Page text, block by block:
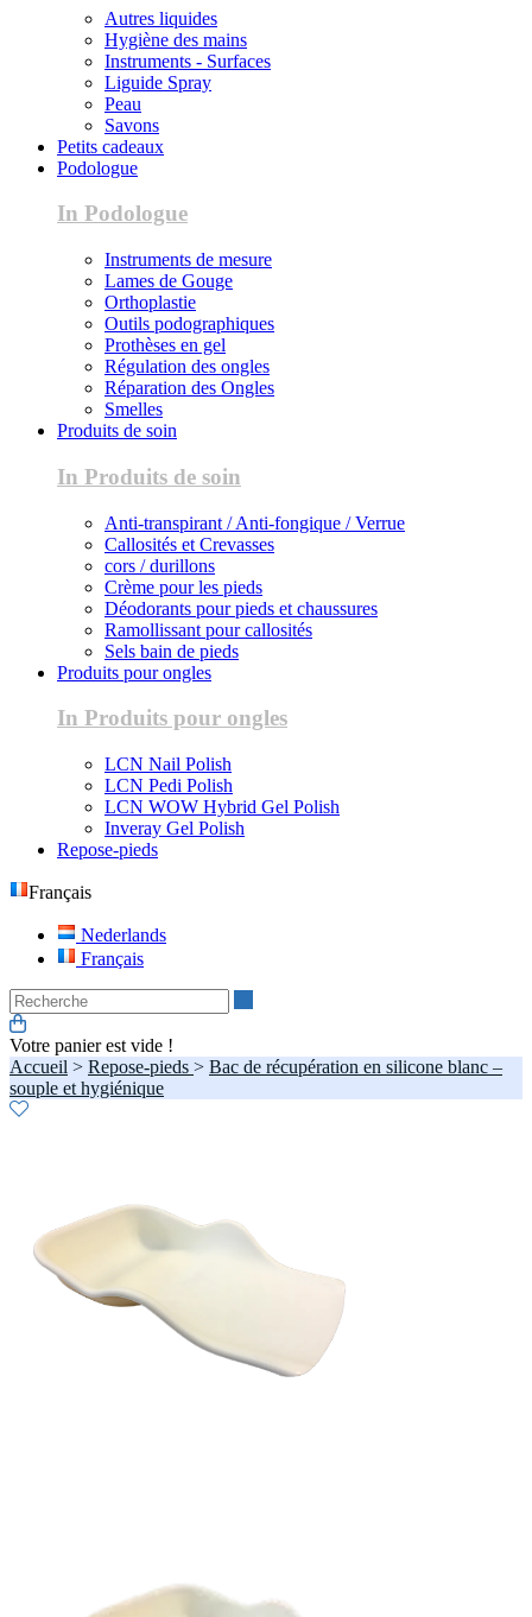
Autres liquides
Hygiène des mains
Instruments - Surfaces
Liguide Spray
Peau
Savons
Petits cadeaux
Podologue
In Podologue
Instruments de mesure
Lames de Gouge
Orthoplastie
Outils podographiques
Prothèses en gel
Régulation des ongles
Réparation des Ongles
Smelles
Produits de soin
In Produits de soin
Anti-transpirant / Anti-fongique / Verrue
Callosités et Crevasses
cors / durillons
Crème pour les pieds
Déodorants pour pieds et chaussures
Ramollissant pour callosités
Sels bain de pieds
Produits pour ongles
In Produits pour ongles
LCN Nail Polish
LCN Pedi Polish
LCN WOW Hybrid Gel Polish
Inveray Gel Polish
Repose-pieds
Français
Nederlands
Français
Votre panier est vide !
Accueil > Repose-pieds > Bac de récupération en silicone blanc –
souple et hygiénique